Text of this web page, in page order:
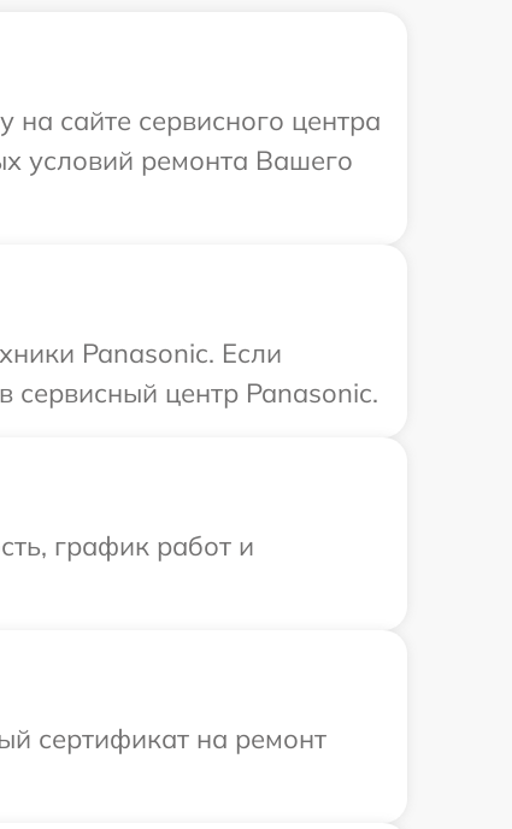
сайте сервисного центра
условий ремонта Вашего
Panasonic. Если
сервисный центр Panasonic.
график работ и
сертификат на ремонт